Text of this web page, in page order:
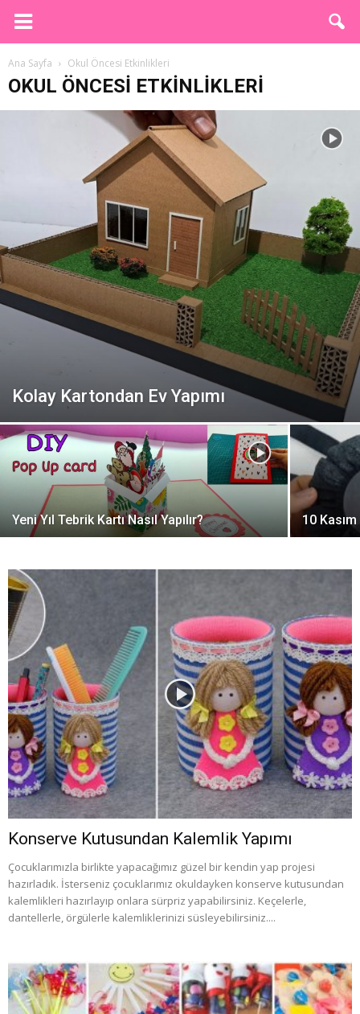
Ana Sayfa Okul Öncesi Etkinlikleri
OKUL ÖNCESI ETKINLIKLERI
Kolay Kartondan Ev Yapımı
Yeni Yıl Tebrik Kartı Nasıl Yapılır? 10
Konserve Kutusundan Kalemlik Yapımı
Çocuklarımızla birlikte yapacağımız güzel bir kendin yap projesi
hazırladık. İsterseniz çocuklarımız okuldayken konserve kutusundan
kalemlikleri hazırlayıp onlara sürpriz yapabilirsiniz. Keçelerle,
dantellerle, örgülerle kalemliklerinizi süsleyebilirsiniz....